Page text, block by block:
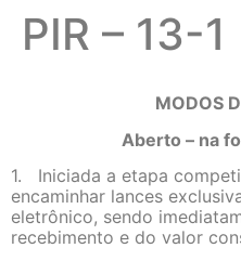
PIR – 13-1
MODOS
Aberto – na
1. Iniciada a etapa
encaminhar lances
eletrônico, sendo
recebimento e do valor